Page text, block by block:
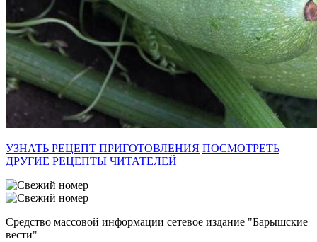
УЗНАТЬ РЕЦЕПТ ПРИГОТОВЛЕНИЯ ПОСМОТРЕТЬ
ДРУГИЕ РЕЦЕПТЫ ЧИТАТЕЛЕЙ
Средство массовой информации сетевое издание "Барышские
вести"